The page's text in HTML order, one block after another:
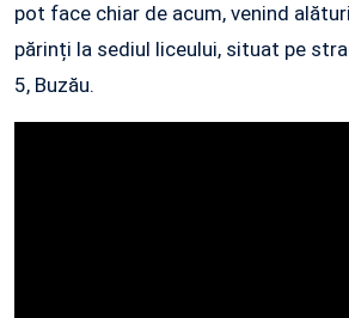
pot face chiar de acum, venind
părinți la sediul liceului, situat pe
5, Buzău.